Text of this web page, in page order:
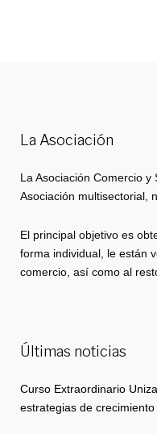
La Asociación
La Asociación Comercio
Asociación multisectorial,
El principal objetivo es
forma individual, le están
comercio, así como al
Últimas noticias
Curso Extraordinario
estrategias de crecimiento